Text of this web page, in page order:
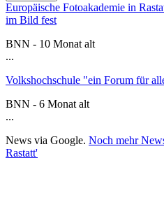
Europäische Fotoakademie in
im Bild fest
BNN - 10 Monat alt
...
Volkshochschule "ein Forum für
BNN - 6 Monat alt
...
News via Google. Noch mehr
Rastatt'